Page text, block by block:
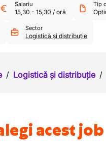
Salariu
15,30 - 15,30 / oră
Tip
Sector
Logistică și distribuție
/ Logistică și distribuție /
acest job